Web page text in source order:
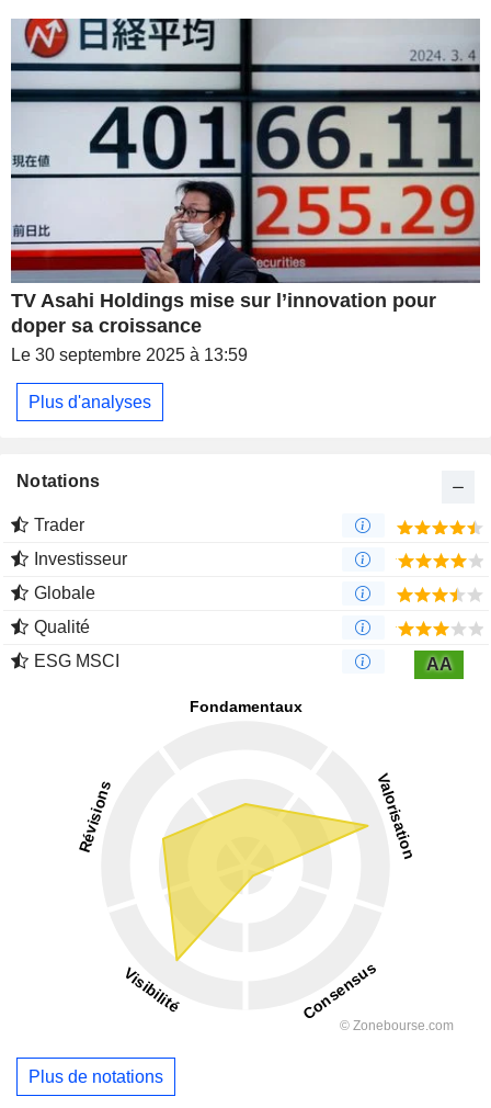
TV Asahi Holdings mise sur l’innovation pour
doper sa croissance
Le 30 septembre 2025 à 13:59
Plus d'analyses
Notations
Trader
Investisseur
Globale
Qualité
ESG MSCI
AA
Plus de notations